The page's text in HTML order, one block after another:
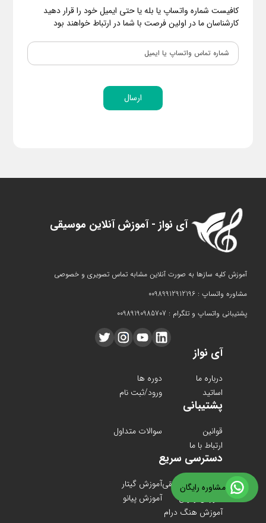
کافیست شماره واتساپ یا بله یا حتی ایمیل خود را قرار دهید
کارشناسان ما در اولین فرصت با شما در ارتباط خواهند بود
ارسال
مشاوره رایگان
آی نواز - آموزش آنلاین موسیقی
آموزش کلیه سازها به صورت آنلاین مشابه تماس تصویری و خصوصی
مشاوره واتساپ : 00989912912196
پشتیبانی واتساپ و تلگرام : 00989190985707
آی نواز
درباره ما
دوره ها
اساتید
ورود/ثبت نام
پشتیبانی
قوانین
سوالات متداول
ارتباط با ما
دسترسی سریع
دوره های موسیقیآموزش گیتار
آموزش ویولن
آموزش پیانو
آموزش هنگ درام